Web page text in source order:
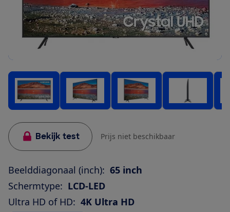
Bekijk test Prijs niet beschikbaar
Beelddiagonaal (inch): 65 inch
Schermtype: LCD-LED
Ultra HD of HD: 4K Ultra HD